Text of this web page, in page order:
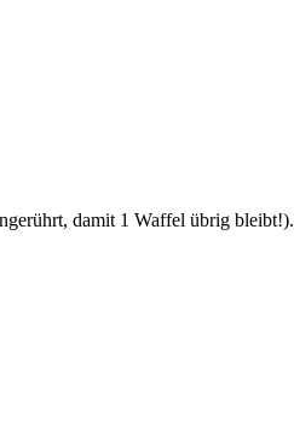
damit 1 Waffel übrig